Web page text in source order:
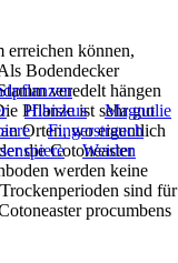
erreichen können,
Bodendecker
veredelt hängen
Pflanze ist sehr gut
Orten, wo eigentlich
die Cotoneaster
werden keine
sind für
procumbens
Hibiskus
Magnolie
Fingerstrauch
Weiden